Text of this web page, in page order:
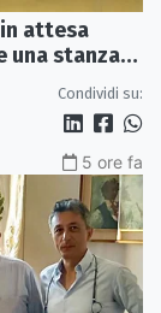
attesa
una stanza
Condividi su:
5 ore fa